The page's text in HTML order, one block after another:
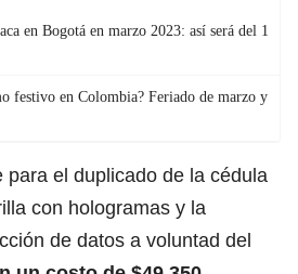
en Bogotá en marzo 2023: así será del 1
festivo en Colombia? Feriado de marzo y
para el duplicado de la cédula
con hologramas y la
de datos a voluntad del